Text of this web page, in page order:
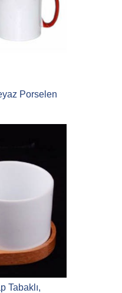
Porselen
Tabaklı,